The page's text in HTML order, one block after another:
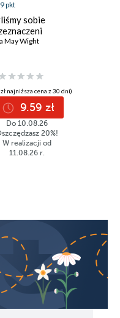
9 pkt
sobie
May Wight
najniższa cena z 30 dni)
9.59 zł
Do 10.08.26
20%!
W realizacji od
11.08.26 r.